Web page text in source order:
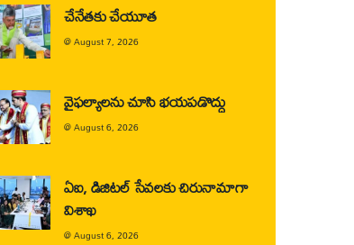
చేనేతకు చేయూత
@August 7, 2026
వైఫల్యాలను చూసి భయపడొద్దు
@August 6, 2026
ఏఐ, డిజిటల్ సేవలకు చిరునామాగా
విశాఖ
@August 6, 2026